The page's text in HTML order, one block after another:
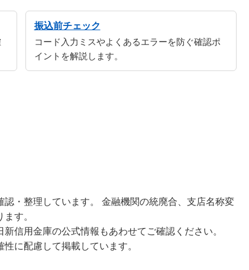
振込前チェック
コード入力ミスやよくあるエラーを防ぐ確認ポ
イントを解説します。
・整理しています。 金融機関の統廃合、支店名称変
す。
信用金庫の公式情報もあわせてご確認ください。
に配慮して掲載しています。